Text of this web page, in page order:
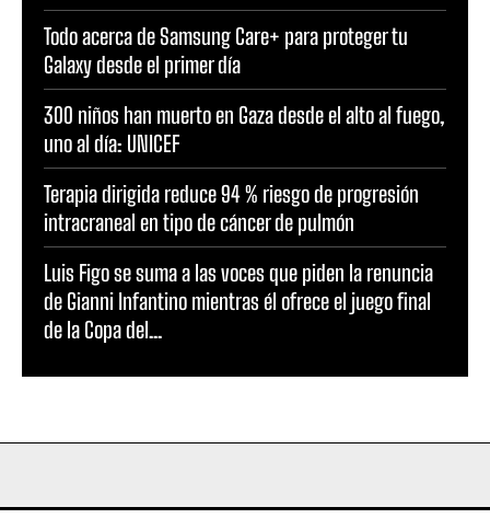
Todo acerca de Samsung Care+ para proteger tu
Galaxy desde el primer día
300 niños han muerto en Gaza desde el alto al fuego,
uno al día: UNICEF
Terapia dirigida reduce 94 % riesgo de progresión
intracraneal en tipo de cáncer de pulmón
Luis Figo se suma a las voces que piden la renuncia
de Gianni Infantino mientras él ofrece el juego final
de la Copa del...